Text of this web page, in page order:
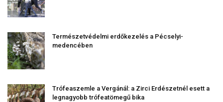
Természetvédelmi erdőkezelés a Pécselyi-
medencében
Trófeaszemle a Vergánál: a Zirci Erdészetnél esett a
legnagyobb trófeatömegű bika